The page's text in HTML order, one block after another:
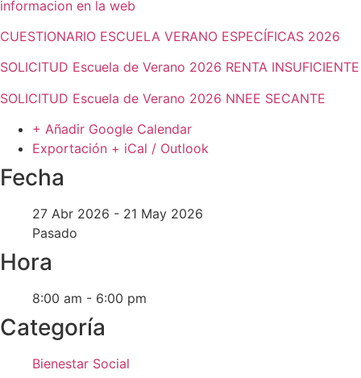
informacion en la web
CUESTIONARIO ESCUELA VERANO ESPECÍFICAS 2026
SOLICITUD Escuela de Verano 2026 RENTA INSUFICIENTE
SOLICITUD Escuela de Verano 2026 NNEE SECANTE
+ Añadir Google Calendar
Exportación + iCal / Outlook
Fecha
27 Abr 2026 - 21 May 2026
Pasado
Hora
8:00 am - 6:00 pm
Categoría
Bienestar Social